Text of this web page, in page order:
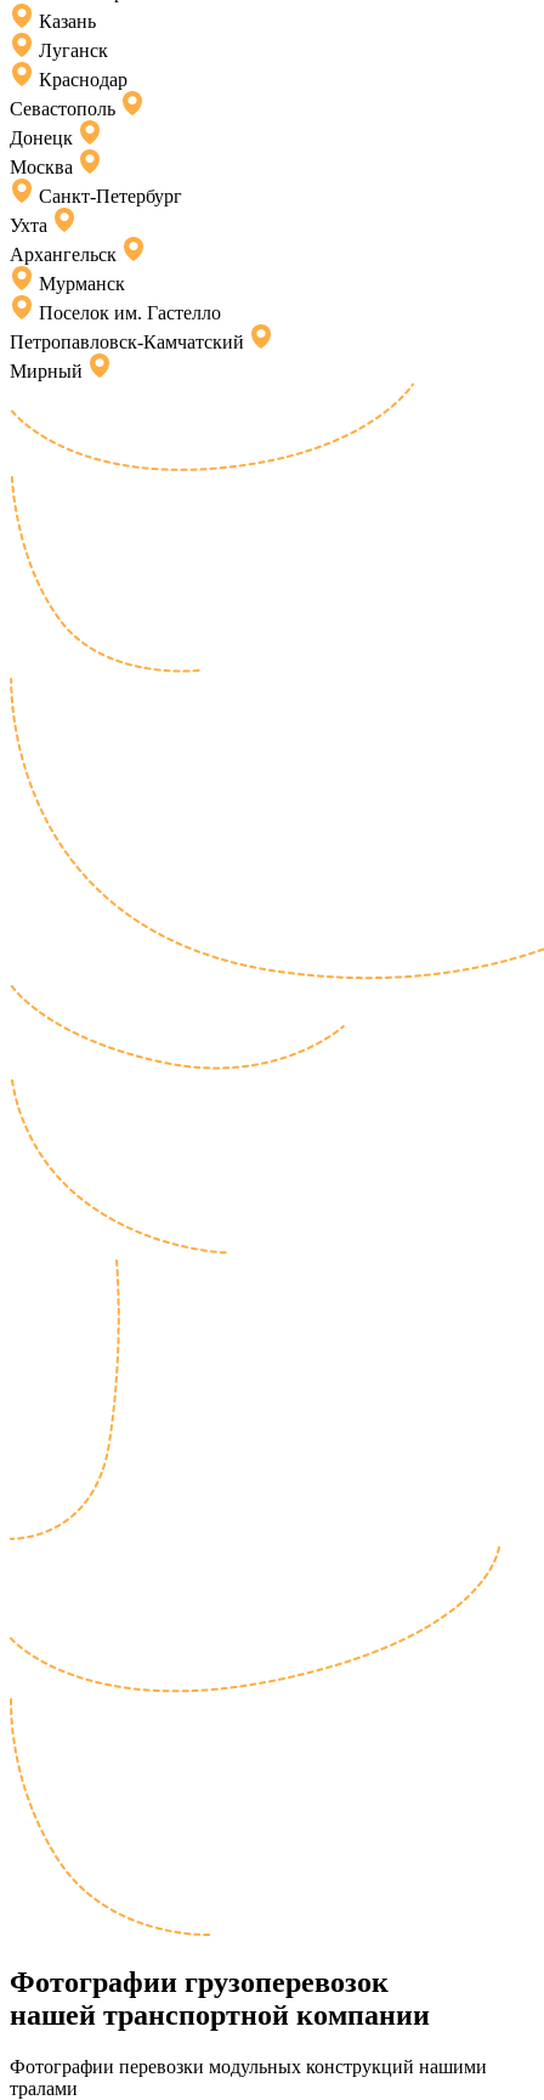
Казань
Луганск
Краснодар
Севастополь
Донецк
Москва
Санкт-Петербург
Ухта
Архангельск
Мурманск
Поселок им. Гастелло
Петропавловск-Камчатский
Мирный
Фотографии грузоперевозок
нашей транспортной компании
Фотографии перевозки модульных конструкций нашими
тралами